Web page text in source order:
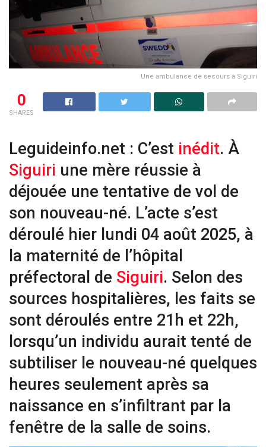
Une ambulance de secours à Siguiri
0
SHARES
Leguideinfo.net : C’est inédit. À
Siguiri une mère réussie à
déjouée une tentative de vol de
son nouveau-né. L’acte s’est
déroulé hier lundi 04 août 2025, à
la maternité de l’hôpital
préfectoral de Siguiri. Selon des
sources hospitalières, les faits se
sont déroulés entre 21h et 22h,
lorsqu’un individu aurait tenté de
subtiliser le nouveau-né quelques
heures seulement après sa
naissance en s’infiltrant par la
fenêtre de la salle de soins.